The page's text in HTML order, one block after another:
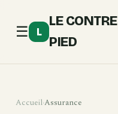
☰ L
LE CONTRE
PIED
Accueil›Assurance